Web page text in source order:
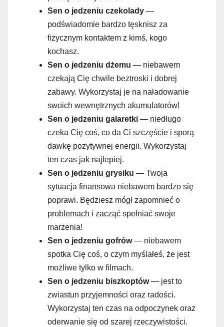
Sen o jedzeniu czekolady —
podświadomie bardzo tęsknisz za
fizycznym kontaktem z kimś, kogo
kochasz.
Sen o jedzeniu dżemu — niebawem
czekają Cię chwile beztroski i dobrej
zabawy. Wykorzystaj je na naładowanie
swoich wewnętrznych akumulatorów!
Sen o jedzeniu galaretki — niedługo
czeka Cię coś, co da Ci szczęście i sporą
dawkę pozytywnej energii. Wykorzystaj
ten czas jak najlepiej.
Sen o jedzeniu grysiku — Twoja
sytuacja finansowa niebawem bardzo się
poprawi. Będziesz mógł zapomnieć o
problemach i zacząć spełniać swoje
marzenia!
Sen o jedzeniu gofrów— niebawem
spotka Cię coś, o czym myślałeś, że jest
możliwe tylko w filmach.
Sen o jedzeniu biszkoptów— jest to
zwiastun przyjemności oraz radości.
Wykorzystaj ten czas na odpoczynek oraz
oderwanie się od szarej rzeczywistości.